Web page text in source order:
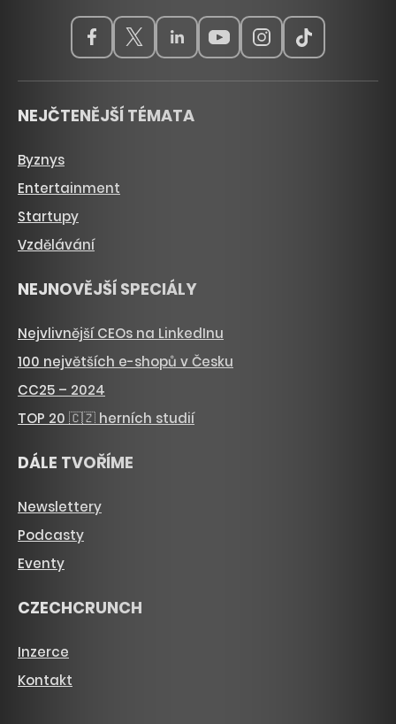
NEJČTENĚJŠÍ TÉMATA
Byznys
Entertainment
Startupy
Vzdělávání
NEJNOVĚJŠÍ SPECIÁLY
Nejvlivnější CEOs na LinkedInu
100 největších e-shopů v Česku
CC25 – 2024
TOP 20 🇨🇿 herních studií
DÁLE TVOŘÍME
Newslettery
Podcasty
Eventy
CZECHCRUNCH
Inzerce
Kontakt